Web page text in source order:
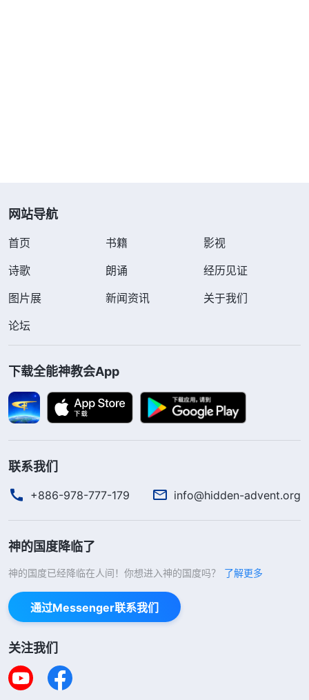
宿，是在跟神搞交易，一旦得不着福我就对神误解、
埋怨，流露的都是撒但性情。神是造物主，无论神怎
安排，可我却总想让神按照我的观念做事，一旦不合
我的观念就跟神讲理。我白白享受了那么多神话语的
浇灌、供应却没有还报神爱的心，还误解神、埋怨
神，我哪是真心信神的人啊？
后来，我又看到一段神的话，对自己跟神搞交易
的根源也明白点了。全能神说：“败坏人类都是为自
己活着，‘人不为己，天诛地灭’，这是人本性的概
括。人信神都是为自己，为神撇弃花费是为自己得
福，为神尽忠心还是为自己得赏赐，总之都是为了自
己得福、得赏赐、进天国。在世上做工作是为了自己
的最好实证。”
分》从神话语的揭示中我明白了，因着“人不为己，
天诛地灭”“无利不起早”这些撒但思想观点已经扎根
在我心里，成了我赖以生存的根本，所以我做什么事
都是为自己得利，就是撇弃花费也是为了得福、为了
灾难临到能蒙保守不死。尽本分这些年不论肉体多劳
苦、需要付什么样的代价，只要我认为对自己得福蒙
网站导航
首页 书籍
影视
诗歌
朗诵
经历见证
图片展
新闻资讯
关于我们
论坛
下载全能神教会App
联系我们
+886-978-777-179 info@hidden-advent.org
神的国度降临了
神的国度已经降临在人间！你想进入神的国度吗？ 了解更多
通过Messenger联系我们
关注我们